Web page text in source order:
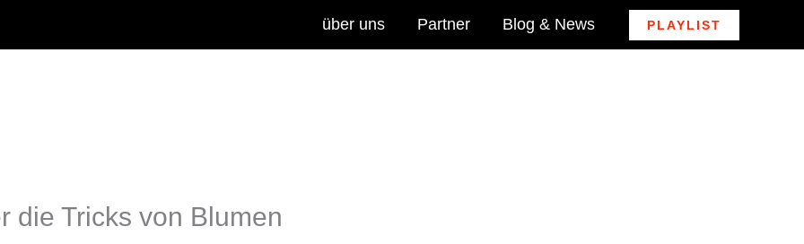
über uns Partner Blog & News PLAYLIST
die Tricks von Blumen